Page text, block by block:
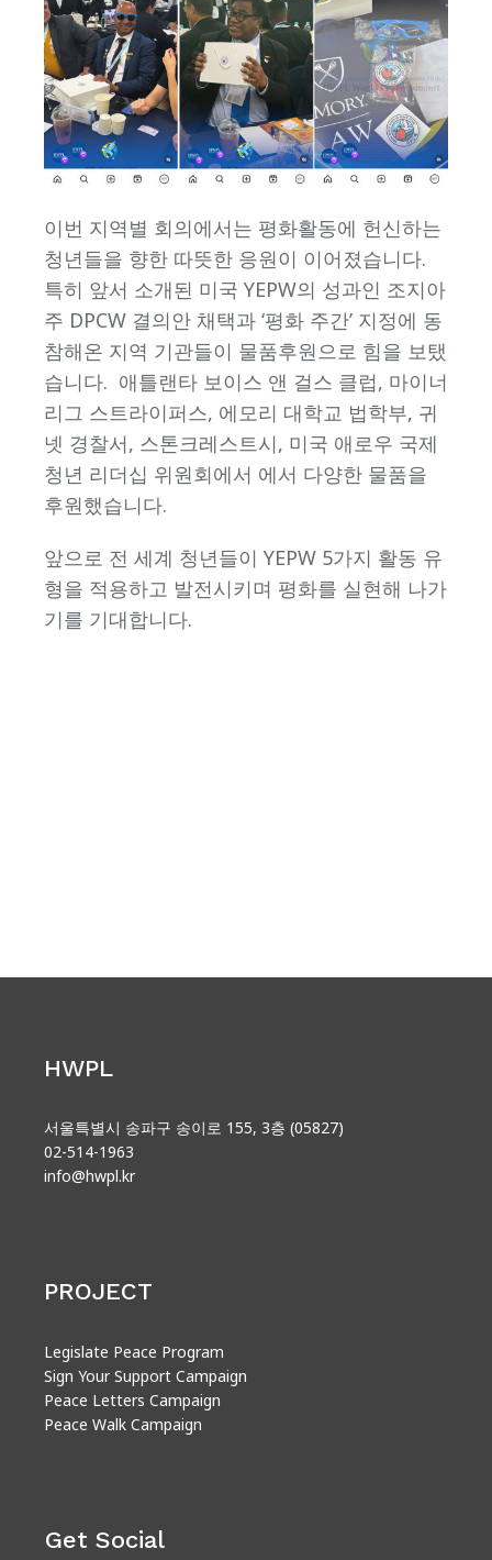
이번 지역별 회의에서는 평화활동에 헌신하는
청년들을 향한 따뜻한 응원이 이어졌습니다.
특히 앞서 소개된 미국 YEPW의 성과인 조지아
주 DPCW 결의안 채택과 ‘평화 주간’ 지정에 동
참해온 지역 기관들이 물품후원으로 힘을 보탰
습니다. 애틀랜타 보이스 앤 걸스 클럽, 마이너
리그 스트라이퍼스, 에모리 대학교 법학부, 귀
넷 경찰서, 스톤크레스트시, 미국 애로우 국제
청년 리더십 위원회에서 에서 다양한 물품을
후원했습니다.
앞으로 전 세계 청년들이 YEPW 5가지 활동 유
형을 적용하고 발전시키며 평화를 실현해 나가
기를 기대합니다.
HWPL
서울특별시 송파구 송이로 155, 3층 (05827)
02-514-1963
info@hwpl.kr
PROJECT
Legislate Peace Program
Sign Your Support Campaign
Peace Letters Campaign
Peace Walk Campaign
Get Social